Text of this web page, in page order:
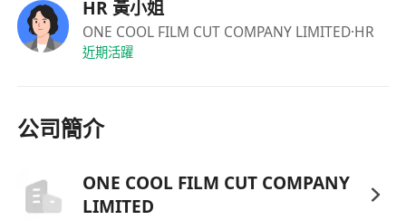
HR 黃小姐
ONE COOL FILM CUT COMPANY LIMITED·HR
近期活躍
公司簡介
ONE COOL FILM CUT COMPANY
LIMITED